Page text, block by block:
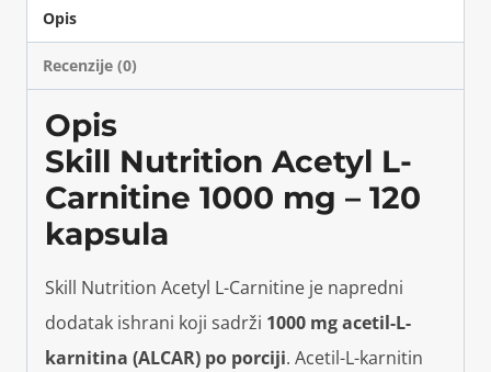
Opis
Recenzije (0)
Opis
Skill Nutrition Acetyl L-
Carnitine 1000 mg – 120
kapsula
Skill Nutrition Acetyl L-Carnitine je napredni
dodatak ishrani koji sadrži 1000 mg acetil-L-
karnitina (ALCAR) po porciji. Acetil-L-karnitin